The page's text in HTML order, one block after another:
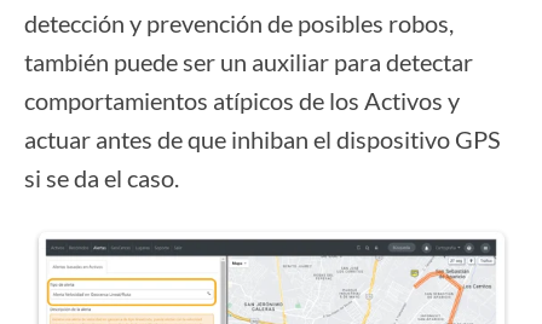
detección y prevención de posibles robos,
también puede ser un auxiliar para detectar
comportamientos atípicos de los Activos y
actuar antes de que inhiban el dispositivo GPS
si se da el caso.